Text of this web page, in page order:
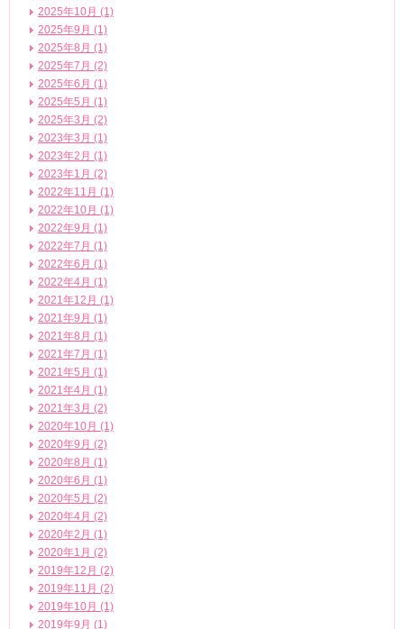
2025年10月 (1)
2025年9月 (1)
2025年8月 (1)
2025年7月 (2)
2025年6月 (1)
2025年5月 (1)
2025年3月 (2)
2023年3月 (1)
2023年2月 (1)
2023年1月 (2)
2022年11月 (1)
2022年10月 (1)
2022年9月 (1)
2022年7月 (1)
2022年6月 (1)
2022年4月 (1)
2021年12月 (1)
2021年9月 (1)
2021年8月 (1)
2021年7月 (1)
2021年5月 (1)
2021年4月 (1)
2021年3月 (2)
2020年10月 (1)
2020年9月 (2)
2020年8月 (1)
2020年6月 (1)
2020年5月 (2)
2020年4月 (2)
2020年2月 (1)
2020年1月 (2)
2019年12月 (2)
2019年11月 (2)
2019年10月 (1)
2019年9月 (1)